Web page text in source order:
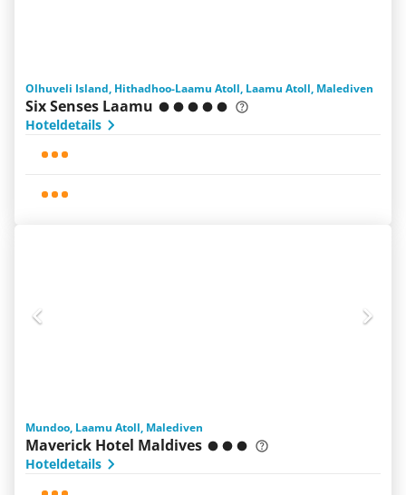
Olhuveli Island, Hithadhoo-Laamu Atoll, Laamu Atoll, Malediven
Six Senses Laamu
Hoteldetails
Mundoo, Laamu Atoll, Malediven
Maverick Hotel Maldives
Hoteldetails